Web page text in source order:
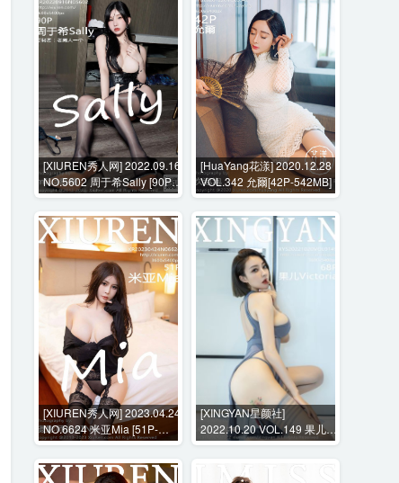
[XIUREN秀人网] 2022.09.16
NO.5602 周于希Sally [90P-
812MB]
[HuaYang花漾] 2020.12.28
VOL.342 允爾[42P-542MB]
[XIUREN秀人网] 2023.04.24
NO.6624 米亚Mia [51P-
470MB]
[XINGYAN星颜社]
2022.10.20 VOL.149 果儿
Victoria [68P-471MB]